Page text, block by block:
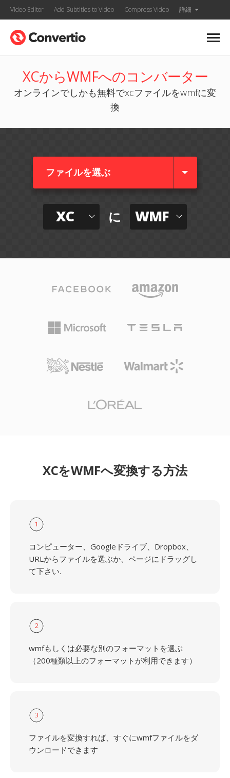
Video Editor Add Subtitles to Video Compress Video 詳細
XCからWMFへのコンバーター
オンラインでしかも無料でxcファイルをwmfに変
換
ファイルを選ぶ
XC に WMF
XCをWMFへ変換する方法
1
コンピューター、Googleドライブ、Dropbox、
URLからファイルを選ぶか、ページにドラッグし
て下さい.
2
wmfもしくは必要な別のフォーマットを選ぶ
（200種類以上のフォーマットが利用できます）
3
ファイルを変換すれば、すぐにwmfファイルをダ
ウンロードできます